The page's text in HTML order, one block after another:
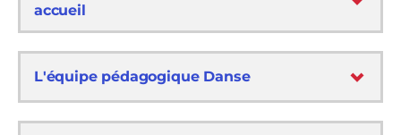
accueil
L'équipe pédagogique Danse